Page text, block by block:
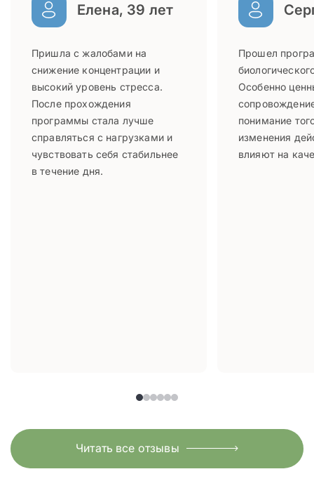
Елена, 39 лет
Пришла с жалобами на
снижение концентрации и
высокий уровень стресса.
После прохождения
программы стала лучше
справляться с нагрузками и
чувствовать себя стабильнее
в течение дня.
Прошел
Особенно
понимание
изменения
влияют на
Читать все отзывы